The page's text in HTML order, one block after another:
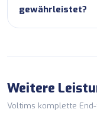
gewährleistet?
Weitere
Voltims komplette